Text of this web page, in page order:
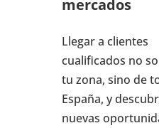
mercados
Llegar a clientes
cualificados no
tu zona, sino de
España, y
nuevas